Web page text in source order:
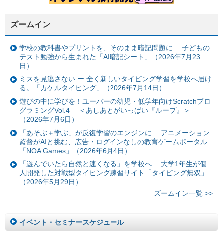
ズームイン
学校の教科書やプリントを、そのまま暗記問題に ─ 子どもの
テスト勉強から生まれた「AI暗記シート」（2026年7月23
日）
ミスを見逃さない ー 全く新しいタイピング学習を学校へ届け
る。「カケルタイピング」（2026年7月14日）
遊びの中に学びを！ユーバーの幼児・低学年向けScratchプロ
グラミングVol.4 ＜あしあとがいっぱい『ループ』＞
（2026年7月6日）
「あそぶ＋学ぶ」が反復学習のエンジンに ─ アニメーション
監督がAIと挑む、広告・ログインなしの教育ゲームポータル
「NOA Games」（2026年6月4日）
「遊んでいたら自然と速くなる」を学校へ ─ 大学1年生が個
人開発した対戦型タイピング練習サイト「タイピング無双」
（2026年5月29日）
ズームイン一覧 >>
イベント・セミナースケジュール